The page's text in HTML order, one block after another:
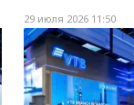
29 июля 2026 11:50